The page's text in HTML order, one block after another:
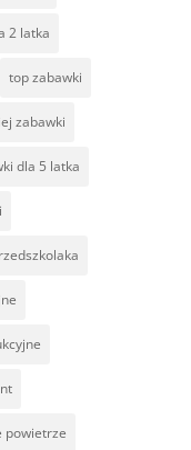
2 latka
top zabawki
zabawki
dla 5 latka
powietrze